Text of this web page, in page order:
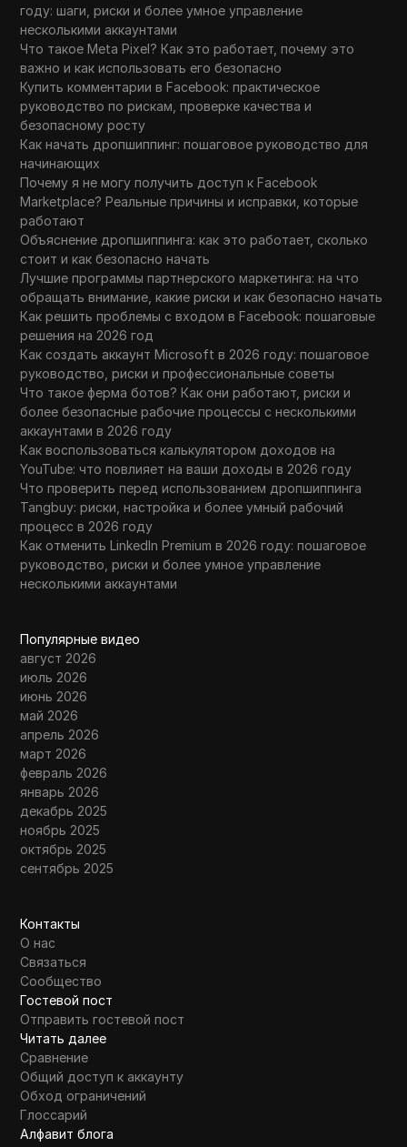
году: шаги, риски и более умное управление
несколькими аккаунтами
Что такое Meta Pixel? Как это работает, почему это
важно и как использовать его безопасно
Купить комментарии в Facebook: практическое
руководство по рискам, проверке качества и
безопасному росту
Как начать дропшиппинг: пошаговое руководство для
начинающих
Почему я не могу получить доступ к Facebook
Marketplace? Реальные причины и исправки, которые
работают
Объяснение дропшиппинга: как это работает, сколько
стоит и как безопасно начать
Лучшие программы партнерского маркетинга: на что
обращать внимание, какие риски и как безопасно начать
Как решить проблемы с входом в Facebook: пошаговые
решения на 2026 год
Как создать аккаунт Microsoft в 2026 году: пошаговое
руководство, риски и профессиональные советы
Что такое ферма ботов? Как они работают, риски и
более безопасные рабочие процессы с несколькими
аккаунтами в 2026 году
Как воспользоваться калькулятором доходов на
YouTube: что повлияет на ваши доходы в 2026 году
Что проверить перед использованием дропшиппинга
Tangbuy: риски, настройка и более умный рабочий
процесс в 2026 году
Как отменить LinkedIn Premium в 2026 году: пошаговое
руководство, риски и более умное управление
несколькими аккаунтами
Популярные видео
август 2026
июль 2026
июнь 2026
май 2026
апрель 2026
март 2026
февраль 2026
январь 2026
декабрь 2025
ноябрь 2025
октябрь 2025
сентябрь 2025
Контакты
О нас
Связаться
Сообщество
Гостевой пост
Отправить гостевой пост
Читать далее
Сравнение
Общий доступ к аккаунту
Обход ограничений
Глоссарий
Алфавит блога